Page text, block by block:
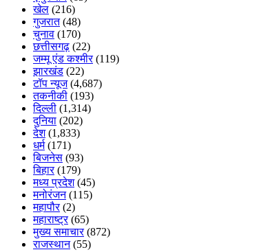
खेल (216)
गुजरात(48)
चुनाव (170)
छत्तीसगढ़ (22)
जम्मू एंड कश्मीर(119)
झारखंड (22)
टॉप न्यूज(4,687)
तकनीकी (193)
दिल्ली (1,314)
दुनिया (202)
देश(1,833)
धर्म(171)
बिजनेस (93)
बिहार(179)
मध्य प्रदेश(45)
मनोरंजन(115)
महापौर(2)
महाराष्ट्र(65)
मुख्य समाचार(872)
राजस्थान(55)